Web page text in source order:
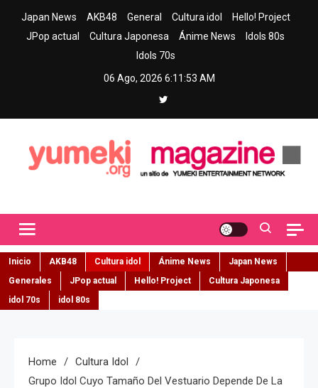
Japan News AKB48 General Cultura idol
Hello! Project
JPop actual
Cultura Japonesa Ánime News
Idols 80s
Idols 70s
06 Ago, 2026 6:11:55 AM
Inicio AKB48 Cultura idol Ánime News
Japan News
Generales
JPop actual Hello! Project
Cultura Japonesa
idol 70s
idol 80s
Home
Cultura Idol
Grupo Idol Cuyo Tamaño Del Vestuario Depende De La